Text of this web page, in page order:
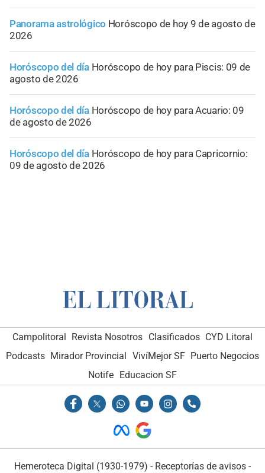
Panorama astrológico Horóscopo de hoy 9 de agosto de
2026
Horóscopo del día Horóscopo de hoy para Piscis: 09 de
agosto de 2026
Horóscopo del día Horóscopo de hoy para Acuario: 09
de agosto de 2026
Horóscopo del día Horóscopo de hoy para Capricornio:
09 de agosto de 2026
Campolitoral Revista Nosotros Clasificados CYD Litoral
Podcasts Mirador Provincial VivíMejor SF Puerto Negocios
Notife Educacion SF
Hemeroteca Digital (1930-1979) - Receptorías de avisos -